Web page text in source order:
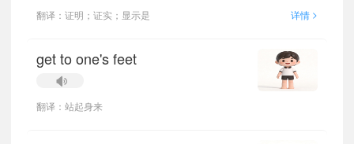
翻译：证明；证实；显示是 详情 >
get to one's feet
翻译：站起身来